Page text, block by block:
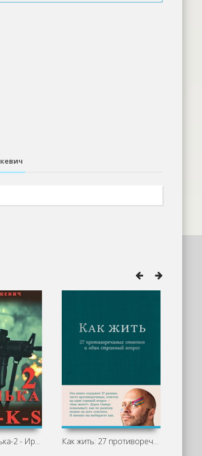
S-T-I-K-S. Шпилька-2 - Ирэн Рудкевич Как жить: 27 противоречивых ответов и